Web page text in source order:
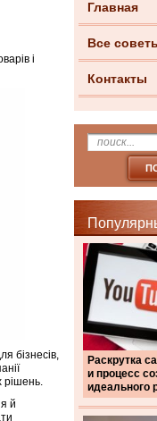
Главная
Все
Контакты
Раскрутка
и процесс
идеального
і
бізнесів,
рішень.
й